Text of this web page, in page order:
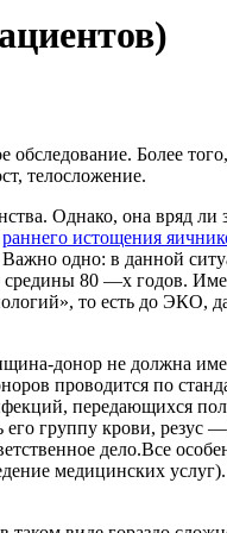
Более
телосложение.
Однако, она вряд ли
раннего истощения
одно: в данной
средины 80 —х годов.
то есть до ЭКО,
донор не должна
проводится по
передающихся
группу крови, резус
дело.Все
медицинских услуг).